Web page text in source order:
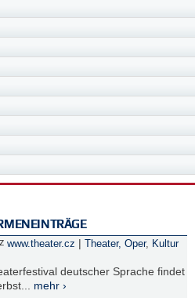
www.theater.cz | Theater, Oper, Kultur
deutscher Sprache findet
mehr ›